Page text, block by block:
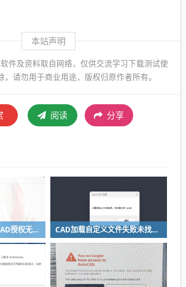
本站声明
件及资料取自网络，仅供交流学习下载测试使
，请勿用于商业用途，版权归原作者所有。
阅读 分享
您已无权存取AutoCAD授权无效如何解决？ CAD加载自定义文件失败未找到acad解决方法